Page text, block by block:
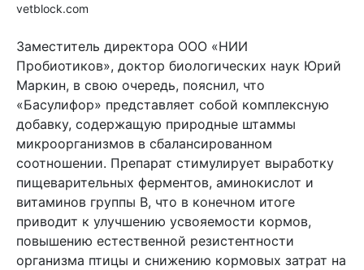
vetblock.com
Заместитель директора ООО «НИИ
Пробиотиков», доктор биологических наук Юрий
Маркин, в свою очередь, пояснил, что
«Басулифор» представляет собой комплексную
добавку, содержащую природные штаммы
микроорганизмов в сбалансированном
соотношении. Препарат стимулирует выработку
пищеварительных ферментов, аминокислот и
витаминов группы B, что в конечном итоге
приводит к улучшению усвояемости кормов,
повышению естественной резистентности
организма птицы и снижению кормовых затрат на